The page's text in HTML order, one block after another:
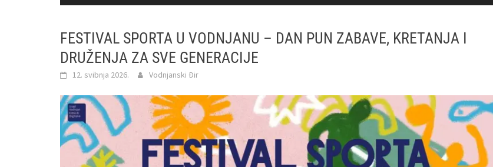
FESTIVAL SPORTA U VODNJANU – DAN PUN ZABAVE, KRETANJA I
DRUŽENJA ZA SVE GENERACIJE
12. svibnja 2026. Vodnjanski Đir